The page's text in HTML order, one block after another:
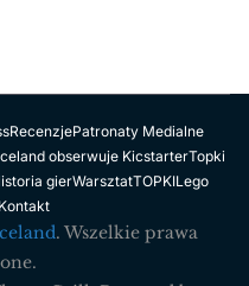
RecenzjePatronaty Medialne
obserwuje KicstarterTopki
gierWarsztatTOPKILego
Kontakt
. Wszelkie prawa